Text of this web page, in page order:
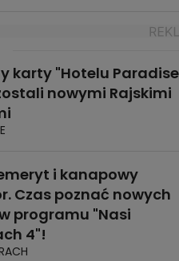
karty "Hotelu Paradise
nowymi Rajskimi
i kanapowy
Czas poznać nowych
programu "Nasi
4"!